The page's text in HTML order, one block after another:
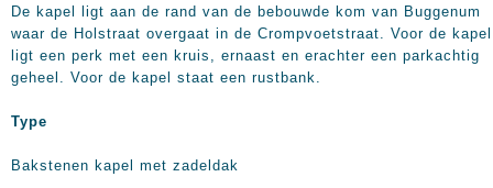
De kapel ligt aan de rand van de bebouwde kom van Buggenum
waar de Holstraat overgaat in de Crompvoetstraat. Voor de kapel
ligt een perk met een kruis, ernaast en erachter een parkachtig
geheel. Voor de kapel staat een rustbank.
Type
Bakstenen kapel met zadeldak